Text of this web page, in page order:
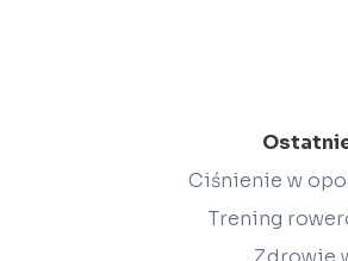
Ciśnienie w
Trening